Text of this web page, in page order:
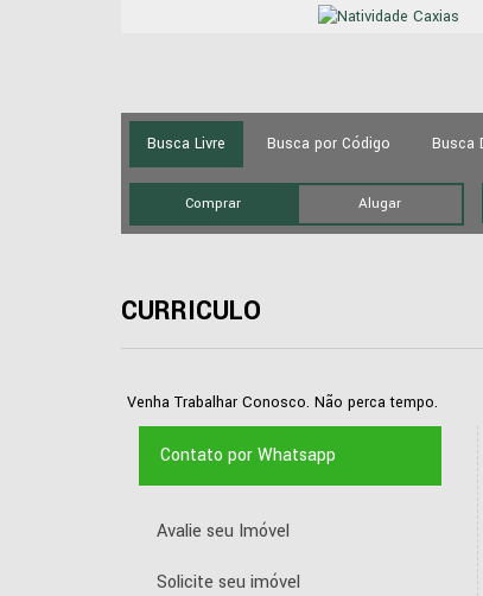
Busca Livre Busca por Código Busca
Comprar Alugar
CURRICULO
Venha Trabalhar Conosco. Não perca tempo.
Contato por Whatsapp
Avalie seu Imóvel
Solicite seu imóvel